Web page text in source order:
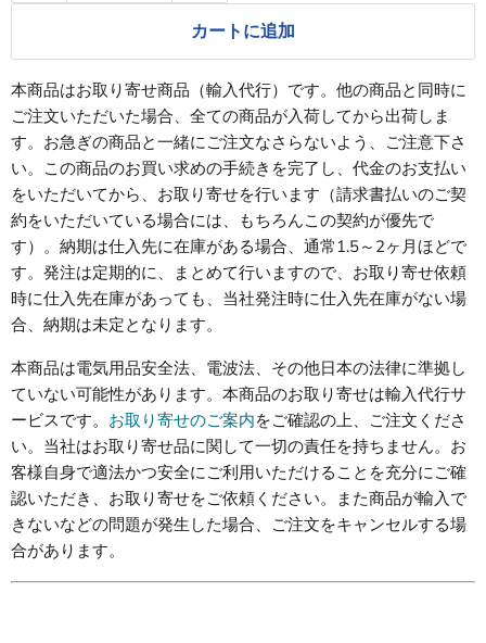
カートに追加
本商品はお取り寄せ商品（輸入代行）です。他の商品と同時に
ご注文いただいた場合、全ての商品が入荷してから出荷しま
す。お急ぎの商品と一緒にご注文なさらないよう、ご注意下さ
い。この商品のお買い求めの手続きを完了し、代金のお支払い
をいただいてから、お取り寄せを行います（請求書払いのご契
約をいただいている場合には、もちろんこの契約が優先で
す）。納期は仕入先に在庫がある場合、通常1.5～2ヶ月ほどで
す。発注は定期的に、まとめて行いますので、お取り寄せ依頼
時に仕入先在庫があっても、当社発注時に仕入先在庫がない場
合、納期は未定となります。
本商品は電気用品安全法、電波法、その他日本の法律に準拠し
ていない可能性があります。本商品のお取り寄せは輸入代行サ
ービスです。 お取り寄せのご案内をご確認の上、ご注文くださ
い。当社はお取り寄せ品に関して一切の責任を持ちません。お
客様自身で適法かつ安全にご利用いただけることを充分にご確
認いただき、お取り寄せをご依頼ください。また商品が輸入で
きないなどの問題が発生した場合、ご注文をキャンセルする場
合があります。